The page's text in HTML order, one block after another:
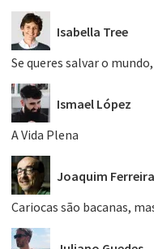
Isabella Tree
Se queres salvar o
Ismael López
A Vida Plena
Joaquim
Cariocas são bacanas,